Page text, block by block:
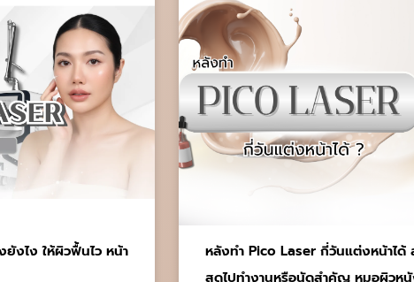
งไง ให้ผิวฟื้นไว หน้า
หลังทำ Pico Laser กี่วันแต่งหน้าได้
สดไปทำงานหรือนัดสำคัญ หมอผิวหนั